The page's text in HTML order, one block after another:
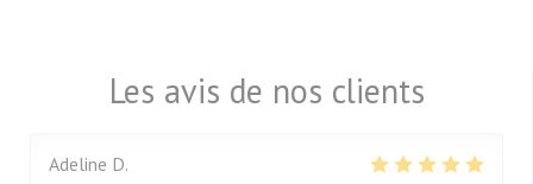
Les avis de nos clients
Adeline D